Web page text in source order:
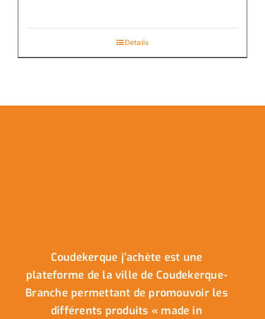
Détails
Coudekerque j’achète est une
plateforme de la ville de Coudekerque-
Branche permettant de promouvoir les
différents produits « made in